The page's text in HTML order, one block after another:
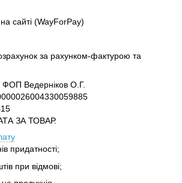
сайті (WayForPay)
за рахунком-фактурою та
ФОП Ведерніков О.Г.
ЗА ТОВАР.
придатності;
при відмові;